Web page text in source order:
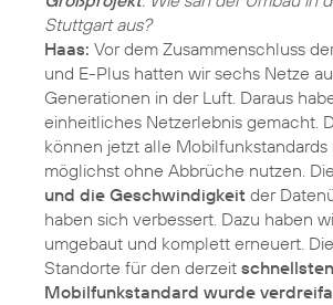
Stuttgart aus?
Haas: Vor dem Zusammenschluss
und E-Plus hatten wir sechs Netze
Generationen in der Luft. Daraus
einheitliches Netzerlebnis gemacht.
können jetzt alle Mobilfunkstandards
möglichst ohne Abbrüche nutzen. Die
und die Geschwindigkeit der
haben sich verbessert. Dazu haben
umgebaut und komplett erneuert.
Standorte für den derzeit schnellsten
Mobilfunkstandard wurde